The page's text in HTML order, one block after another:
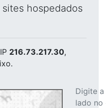
hospedados
216.73.217.30,
Digite
lado no